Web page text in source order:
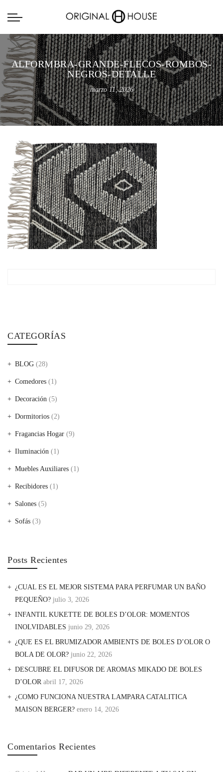
ALFORMBRA-GRANDE-FLECOS-ROMBOS-
NEGROS-DETALLE
marzo 11, 2026
CATEGORÍAS
BLOG (28)
Comedores (1)
Decoración (5)
Dormitorios (2)
Fragancias Hogar (9)
Iluminación (1)
Muebles Auxiliares (1)
Recibidores (1)
Salones (5)
Sofás (3)
Posts Recientes
¿CUAL ES EL MEJOR SISTEMA PARA PERFUMAR UN BAÑO
PEQUEÑO? julio 3, 2026
INFANTIL KUKETTE DE BOLES D’OLOR: MOMENTOS
INOLVIDABLES junio 29, 2026
¿QUE ES EL BRUMIZADOR AMBIENTS DE BOLES D’OLOR O
BOLA DE OLOR? junio 22, 2026
DESCUBRE EL DIFUSOR DE AROMAS MIKADO DE BOLES
D’OLOR abril 17, 2026
¿COMO FUNCIONA NUESTRA LAMPARA CATALITICA
MAISON BERGER? enero 14, 2026
Comentarios Recientes